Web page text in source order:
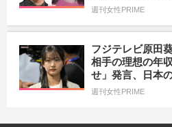
週刊女性PRIME
フジテレビ原田
相手の理想の年
せ」発言、日本
週刊女性PRIME